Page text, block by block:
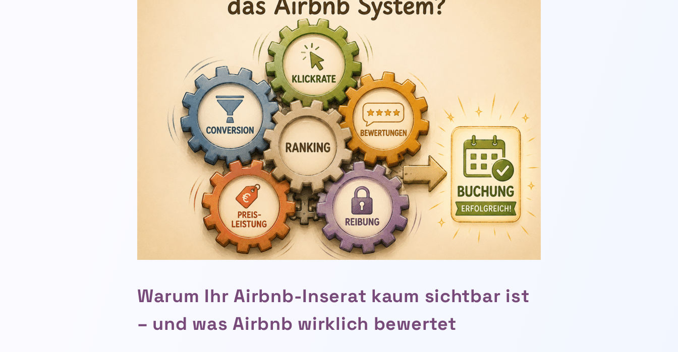
Warum Ihr Airbnb-Inserat kaum sichtbar ist
– und was Airbnb wirklich bewertet